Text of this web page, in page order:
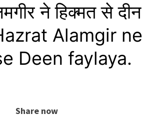
ने हिक्मत से दीन
Alamgir ne
Deen faylaya.
Share now